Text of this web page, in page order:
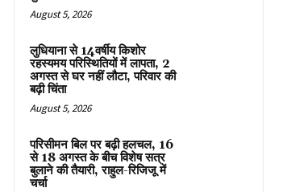
August 5, 2026
लुधियाना से 14वर्षीय किशोर
रहस्यमय परिस्थितियों में लापता, 2
अगस्त से घर नहीं लौटा, परिवार की
बढ़ी चिंता
August 5, 2026
परिसीमन बिल पर बढ़ी हलचल, 16
से 18 अगस्त के बीच विशेष सत्र
बुलाने की तैयारी, राहुल-रिजिजू में
चर्चा